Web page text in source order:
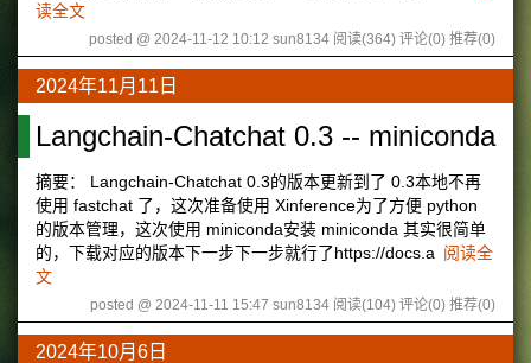
读全文
posted @ 2024-11-12 10:12 sun8134 阅读(364) 评论(0) 推荐(0)
2024年11月11日
Langchain-Chatchat 0.3 -- miniconda
摘要： Langchain-Chatchat 0.3的版本更新到了 0.3本地不再
使用 fastchat 了，这次准备使用 Xinference为了方便 python
的版本管理，这次使用 miniconda安装 miniconda 其实很简单
的，下载对应的版本下一步下一步就行了https://docs.a 阅读全
文
posted @ 2024-11-11 15:47 sun8134 阅读(104) 评论(0) 推荐(0)
2024年10月6日